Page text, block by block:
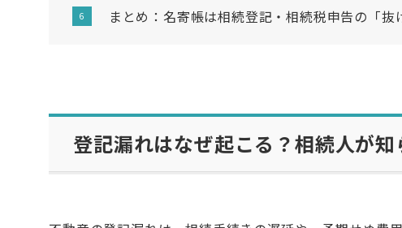
まとめ：名寄帳は相続登記・相続税申告の「
登記漏れはなぜ起こる？相続人が